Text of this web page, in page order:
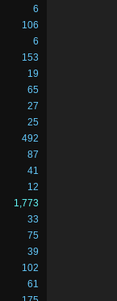
6
106
6
153
19
65
27
25
492
87
41
12
1,773
33
75
39
102
61